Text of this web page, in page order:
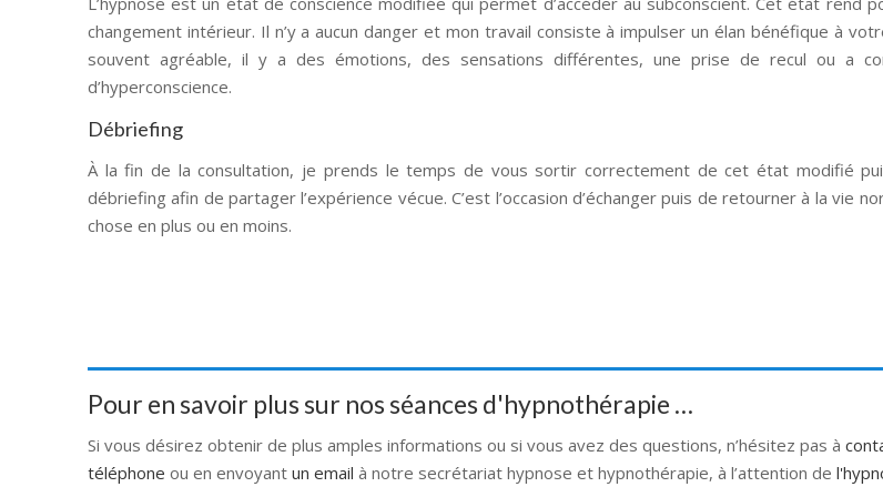
changement intérieur. Il n’y a aucun danger et mon travail consiste à impulser un élan bénéfique à
souvent agréable, il y a des émotions, des sensations différentes, une prise de recul ou a
d’hyperconscience.
Débriefing
À la fin de la consultation, je prends le temps de vous sortir correctement de cet état modifié
débriefing afin de partager l’expérience vécue. C’est l’occasion d’échanger puis de retourner à la vie
chose en plus ou en moins.
Pour en savoir plus sur nos séances d'hypnothérapie …
Si vous désirez obtenir de plus amples informations ou si vous avez des questions, n’hésitez pas à
téléphone ou en envoyant un email à notre secrétariat hypnose et hypnothérapie, à l’attention de